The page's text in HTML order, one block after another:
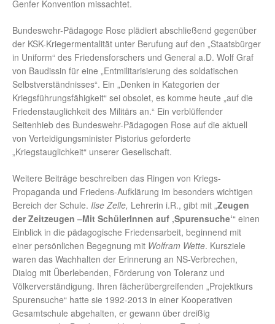
Genfer Konvention missachtet.
Bundeswehr-Pädagoge Rose plädiert abschließend gegenüber
der KSK-Kriegermentalität unter Berufung auf den „Staatsbürger
in Uniform“ des Friedensforschers und General a.D. Wolf Graf
von Baudissin für eine „Entmilitarisierung des soldatischen
Selbstverständnisses“. Ein „Denken in Kategorien der
Kriegsführungsfähigkeit“ sei obsolet, es komme heute „auf die
Friedenstauglichkeit des Militärs an.“ Ein verblüffender
Seitenhieb des Bundeswehr-Pädagogen Rose auf die aktuell
von Verteidigungsminister Pistorius geforderte
„Kriegstauglichkeit“ unserer Gesellschaft.
Weitere Beiträge beschreiben das Ringen von Kriegs-
Propaganda und Friedens-Aufklärung im besonders wichtigen
Bereich der Schule. Ilse Zelle, Lehrerin i.R., gibt mit „Zeugen
der Zeitzeugen –Mit SchülerInnen auf ‚Spurensuche‘“ einen
Einblick in die pädagogische Friedensarbeit, beginnend mit
einer persönlichen Begegnung mit Wolfram Wette. Kursziele
waren das Wachhalten der Erinnerung an NS-Verbrechen,
Dialog mit Überlebenden, Förderung von Toleranz und
Völkerverständigung. Ihren fächerübergreifenden „Projektkurs
Spurensuche“ hatte sie 1992-2013 in einer Kooperativen
Gesamtschule abgehalten, er gewann über dreißig